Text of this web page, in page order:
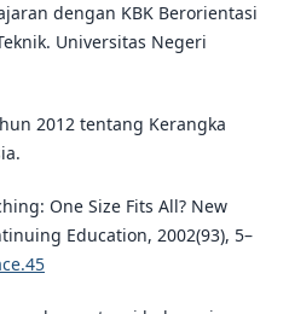
dengan KBK Berorientasi
Universitas Negeri
2012 tentang Kerangka
One Size Fits All? New
Education, 2002(93), 5–